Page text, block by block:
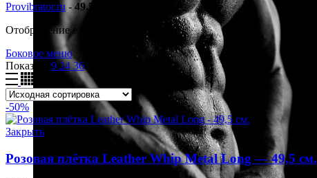
Provibrator.ru - 49.50
Отображение единственного товара
Боковое меню
Показать 9 2436
-50%
Закрыть
Розовая плётка Leather Whip Metal Long — 49,5 см.